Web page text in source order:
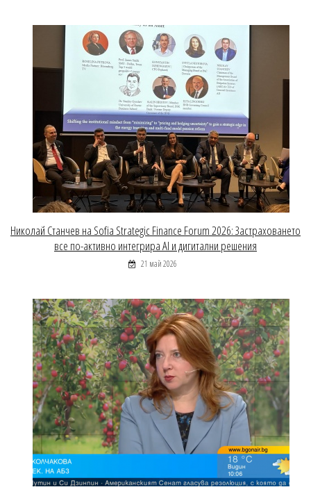
Николай Станчев на Sofia Strategic Finance Forum 2026: Застраховането
все по-активно интегрира AI и дигитални решения
21 май 2026